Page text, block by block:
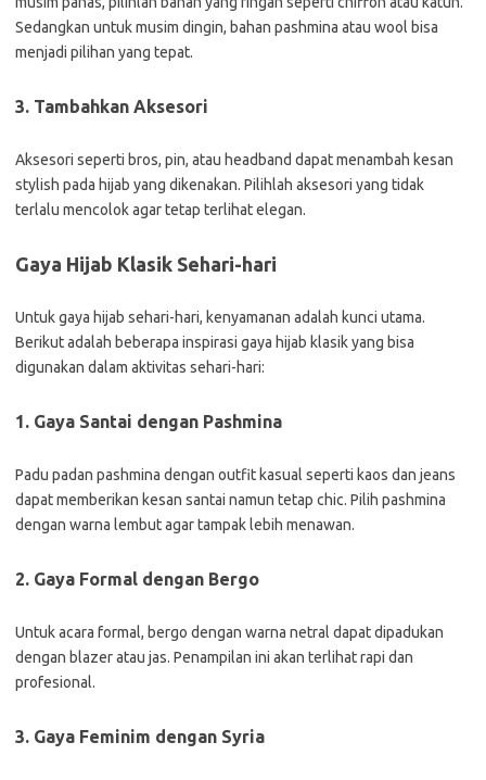
Sedangkan untuk musim dingin, bahan pashmina atau wool bisa
menjadi pilihan yang tepat.
3. Tambahkan Aksesori
Aksesori seperti bros, pin, atau headband dapat menambah kesan
stylish pada hijab yang dikenakan. Pilihlah aksesori yang tidak
terlalu mencolok agar tetap terlihat elegan.
Gaya Hijab Klasik Sehari-hari
Untuk gaya hijab sehari-hari, kenyamanan adalah kunci utama.
Berikut adalah beberapa inspirasi gaya hijab klasik yang bisa
digunakan dalam aktivitas sehari-hari:
1. Gaya Santai dengan Pashmina
Padu padan pashmina dengan outfit kasual seperti kaos dan jeans
dapat memberikan kesan santai namun tetap chic. Pilih pashmina
dengan warna lembut agar tampak lebih menawan.
2. Gaya Formal dengan Bergo
Untuk acara formal, bergo dengan warna netral dapat dipadukan
dengan blazer atau jas. Penampilan ini akan terlihat rapi dan
profesional.
3. Gaya Feminim dengan Syria